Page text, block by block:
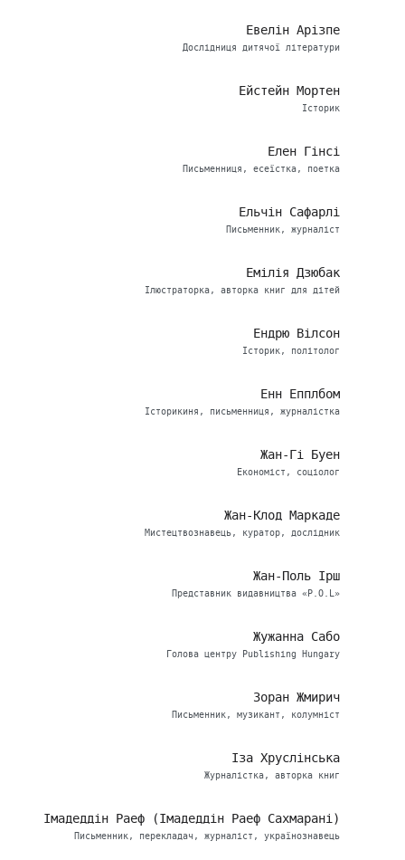
Евелін Арізпе
Дослідниця дитячої літератури
Ейстейн Мортен
Історик
Елен Гінсі
Письменниця, есеїстка, поетка
Ельчін Сафарлі
Письменник, журналіст
Емілія Дзюбак
Ілюстраторка, авторка книг для дітей
Ендрю Вілсон
Історик, політолог
Енн Епплбом
Історикиня, письменниця, журналістка
Жан-Гі Буен
Економіст, соціолог
Жан-Клод Маркаде
Мистецтвознавець, куратор, дослідник
Жан-Поль Ірш
Представник видавництва «P.O.L»
Жужанна Сабо
Голова центру Publishing Hungary
Зоран Жмирич
Письменник, музикант, колумніст
Іза Хруслінська
Журналістка, авторка книг
Імадеддін Раеф (Імадеддін Раеф Сахмарані)
Письменник, перекладач, журналіст, українознавець